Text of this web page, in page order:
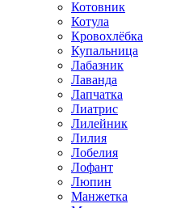
Котовник
Котула
Кровохлёбка
Купальница
Лабазник
Лаванда
Лапчатка
Лиатрис
Лилейник
Лилия
Лобелия
Лофант
Люпин
Манжетка